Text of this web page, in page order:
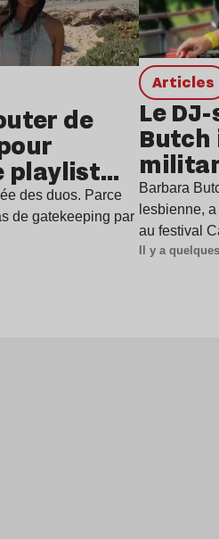
de
playlist
des duos. Parce
de gatekeeping par
Articles
Le
Butch
à
Barbara
lesbienne,
au festival
Il y a